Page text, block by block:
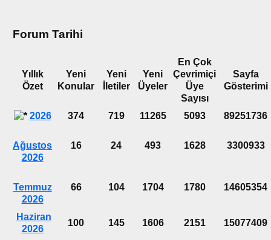
Forum Tarihi
Yıllık
Özet
Yeni
Konular
Yeni
İletiler
Yeni
Üyeler
En Çok
Çevrimiçi
Üye
Sayısı
Sayfa
Gösterimi
2026 374 719 11265 5093 89251736
Ağustos
2026
16 24 493 1628 3300933
Temmuz
2026
66 104 1704 1780 14605354
Haziran
2026
100 145 1606 2151 15077409